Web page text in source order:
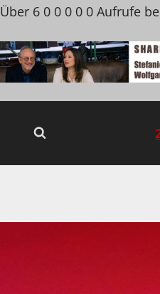
Über 6 0 0 0 0 0 Aufrufe